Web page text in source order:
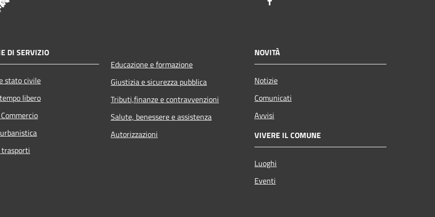
DI SERVIZIO
stato civile
libero
Educazione e formazione
Giustizia e sicurezza pubblica
Tributi,finanze e contravvenzioni
Salute, benessere e assistenza
Autorizzazioni
NOVITÀ
Notizie
Comunicati
Avvisi
VIVERE IL COMUNE
Luoghi
Eventi